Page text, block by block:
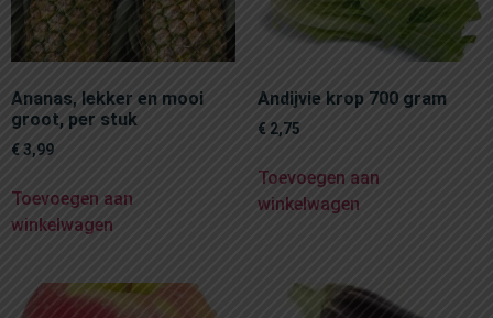
Ananas, lekker en mooi
groot, per stuk
€ 3,99
Toevoegen aan
winkelwagen
Andijvie krop 700 gram
€ 2,75
Toevoegen aan
winkelwagen